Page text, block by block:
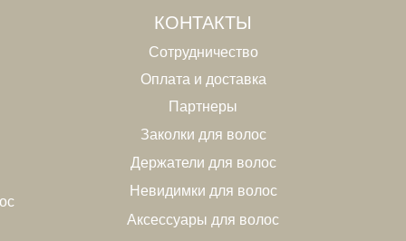
Сотрудничество
Оплата и доставка
КОНТАКТЫ
Партнеры
Заколки для волос
Невидимки для волос
Аксессуары для волос
Держатели для волос